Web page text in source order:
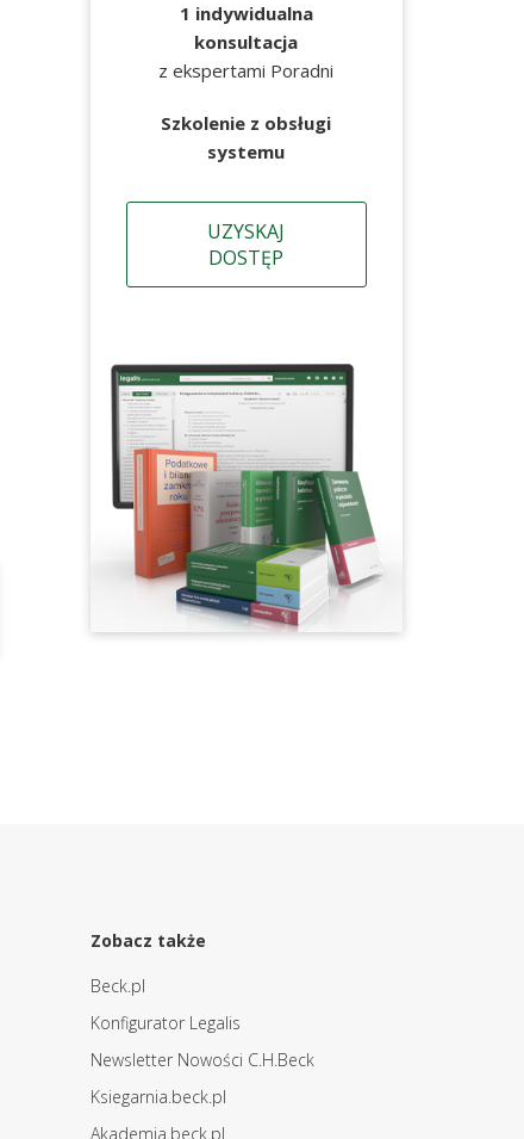
1 indywidualna
konsultacja
z ekspertami Poradni
Szkolenie z obsługi
systemu
UZYSKAJ
DOSTĘP
Zobacz także
Beck.pl
Konfigurator Legalis
Newsletter Nowości C.H.Beck
Ksiegarnia.beck.pl
Akademia.beck.pl